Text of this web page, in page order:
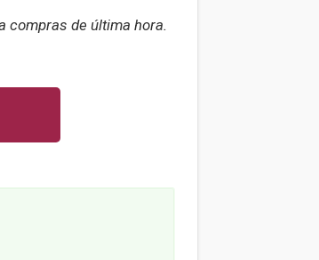
compras de última hora.